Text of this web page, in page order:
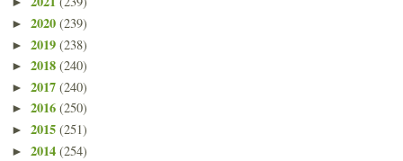
► 2020 (239)
► 2019 (238)
► 2018 (240)
► 2017 (240)
► 2016 (250)
► 2015 (251)
► 2014 (254)